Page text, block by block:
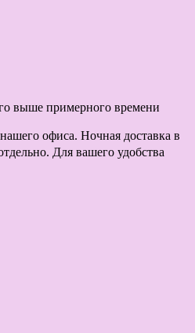
выше примерного времени
офиса. Ночная доставка в
Для вашего удобства